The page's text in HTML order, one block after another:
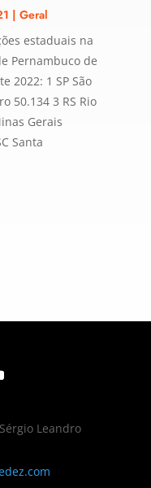
| Geral
estaduais na
Pernambuco de
2022: 1 SP São
50.134 3 RS Rio
Gerais
Santa
Leandro